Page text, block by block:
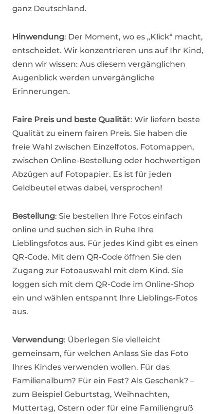
ganz Deutschland.
Hinwendung: Der Moment, wo es „Klick“ macht,
entscheidet. Wir konzentrieren uns auf Ihr Kind,
denn wir wissen: Aus diesem vergänglichen
Augenblick werden unvergängliche
Erinnerungen.
Faire Preis und beste Qualität: Wir liefern beste
Qualität zu einem fairen Preis. Sie haben die
freie Wahl zwischen Einzelfotos, Fotomappen,
zwischen Online-Bestellung oder hochwertigen
Abzügen auf Fotopapier. Es ist für jeden
Geldbeutel etwas dabei, versprochen!
Bestellung: Sie bestellen Ihre Fotos einfach
online und suchen sich in Ruhe Ihre
Lieblingsfotos aus. Für jedes Kind gibt es einen
QR-Code. Mit dem QR-Code öffnen Sie den
Zugang zur Fotoauswahl mit dem Kind. Sie
loggen sich mit dem QR-Code im Online-Shop
ein und wählen entspannt Ihre Lieblings-Fotos
aus.
Verwendung: Überlegen Sie vielleicht
gemeinsam, für welchen Anlass Sie das Foto
Ihres Kindes verwenden wollen. Für das
Familienalbum? Für ein Fest? Als Geschenk? –
zum Beispiel Geburtstag, Weihnachten,
Muttertag, Ostern oder für eine Familiengruß